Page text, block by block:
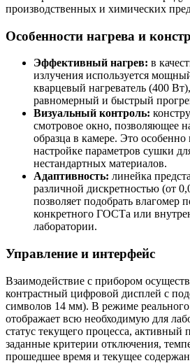
производственных и химических
Особенности нагрева и
Эффективный нагрев: в
излучения используется
кварцевый нагреватель (400
равномерный и быстрый
Визуальный контроль:
смотровое окно, позволяющее
образца в камере. Это
настройке параметров сушки
нестандартных материалов.
Адаптивность: линейка
различной дискретностью (от
позволяет подобрать влагомер
конкретного ГОСТа или
лаборатории.
Управление и интерфейс
Взаимодействие с прибором
контрастный цифровой дисплей с
символов 14 мм). В режиме
отображает всю необходимую для
статус текущего процесса, активный
заданные критерии отключения,
прошедшее время и текущее